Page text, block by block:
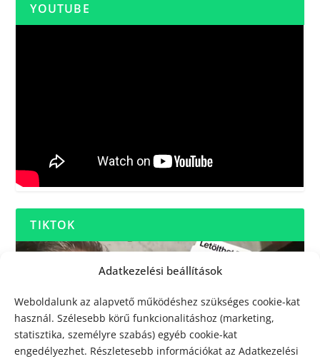
Adatkezelési beállítások
Weboldalunk az alapvető működéshez szükséges cookie-kat
használ. Szélesebb körű funkcionalitáshoz (marketing,
statisztika, személyre szabás) egyéb cookie-kat
engedélyezhet. Részletesebb információkat az Adatkezelési
YOUTUBE
TIKTOK